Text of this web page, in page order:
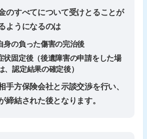
のすべてについて受けとることが
ようになるのは
身の負った傷害の完治後
状固定後（後遺障害の申請をした場
、認定結果の確定後）
手方保険会社と示談交渉を行い、
締結された後となります。